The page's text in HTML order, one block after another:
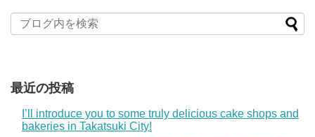
最近の投稿
I’ll introduce you to some truly delicious cake shops and
bakeries in Takatsuki City!